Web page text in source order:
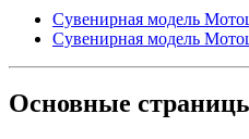
Сувенирная модель
Сувенирная модель
Основные